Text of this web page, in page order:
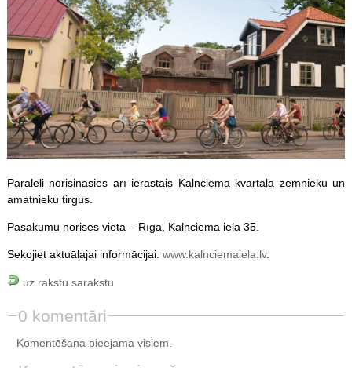
Paralēli norisināsies arī ierastais Kalnciema kvartāla zemnieku un
amatnieku tirgus.
Pasākumu norises vieta – Rīga, Kalnciema iela 35.
Sekojiet aktuālajai informācijai: www.kalnciemaiela.lv.
uz rakstu sarakstu
0 komentāri
Komentēšana pieejama visiem.